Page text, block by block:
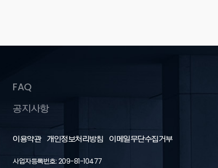
FAQ
공지사항
이용약관 개인정보처리방침 이메일무단수집거부
사업자등록번호: 209-81-10477